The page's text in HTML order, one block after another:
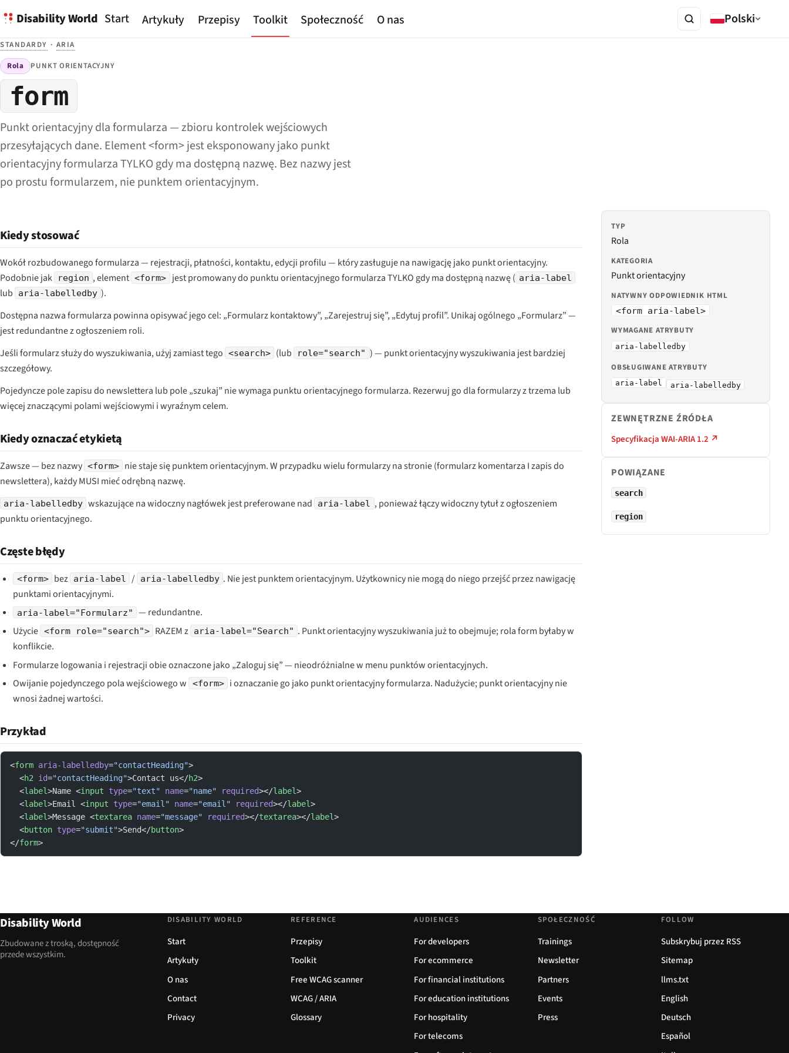
Disability World Start Artykuły Przepisy Toolkit Społeczność O nas Polski
STANDARDY · ARIA
Rola PUNKT ORIENTACYJNY
form
Punkt orientacyjny dla formularza — zbioru kontrolek wejściowych
przesyłających dane. Element <form> jest eksponowany jako punkt
orientacyjny formularza TYLKO gdy ma dostępną nazwę. Bez nazwy jest
po prostu formularzem, nie punktem orientacyjnym.
Kiedy stosować
Wokół rozbudowanego formularza — rejestracji, płatności, kontaktu, edycji profilu — który zasługuje na nawigację jako punkt orientacyjny.
Podobnie jak
region , element <form> jest promowany do punktu orientacyjnego formularza TYLKO gdy ma dostępną nazwę ( aria-label
lub aria-labelledby ).
Dostępna nazwa formularza powinna opisywać jego cel: „Formularz kontaktowy”, „Zarejestruj się”, „Edytuj profil”. Unikaj ogólnego „Formularz” —
jest redundantne z ogłoszeniem roli.
Jeśli formularz służy do wyszukiwania, użyj zamiast tego <search> (lub role="search" ) — punkt orientacyjny wyszukiwania jest bardziej
szczegółowy.
Pojedyncze pole zapisu do newslettera lub pole „szukaj” nie wymaga punktu orientacyjnego formularza. Rezerwuj go dla formularzy z trzema lub
więcej znaczącymi polami wejściowymi i wyraźnym celem.
Kiedy oznaczać etykietą
Zawsze — bez nazwy <form> nie staje się punktem orientacyjnym. W przypadku wielu formularzy na stronie (formularz komentarza I zapis do
newslettera), każdy MUSI mieć odrębną nazwę.
aria-labelledby wskazujące na widoczny nagłówek jest preferowane nad aria-label
, ponieważ łączy widoczny tytuł z ogłoszeniem
punktu orientacyjnego.
Częste błędy
<form> bez aria-label / aria-labelledby . Nie jest punktem orientacyjnym. Użytkownicy nie mogą do niego przejść przez nawigację
punktami orientacyjnymi.
aria-label="Formularz"
— redundantne.
Użycie <form role="search"> RAZEM z aria-label="Search" . Punkt orientacyjny wyszukiwania już to obejmuje; rola form byłaby w
konflikcie.
Formularze logowania i rejestracji obie oznaczone jako „Zaloguj się” — nieodróżnialne w menu punktów orientacyjnych.
Owijanie pojedynczego pola wejściowego w
<form>
i oznaczanie go jako punkt orientacyjny formularza. Nadużycie; punkt orientacyjny nie
wnosi żadnej wartości.
Przykład
<form aria-labelledby="contactHeading">
  <
h2 id="contactHeading">Contact us</h2>
  <
label>Name <input type="text" name="name" required></label>
  <
label>Email <input type="email" name="email" required></label>
  <
label>Message <textarea name="message" required></textarea></label>
  <
button type="submit">Send</button>
</form>
TYP
Rola
KATEGORIA
Punkt orientacyjny
NATYWNY ODPOWIEDNIK HTML
<form aria-label>
WYMAGANE ATRYBUTY
aria-labelledby
OBSŁUGIWANE ATRYBUTY
aria-label aria-labelledby
ZEWNĘTRZNE ŹRÓDŁA
Specyfikacja WAI-ARIA 1.2 ↗
POWIĄZANE
search
region
Disability World
Zbudowane z troską, dostępność
przede wszystkim.
DISABILITY WORLD
Start
Artykuły
O nas
Contact
Privacy
REFERENCE
Przepisy
Toolkit
Free WCAG scanner
WCAG / ARIA
Glossary
AUDIENCES
For developers
For ecommerce
For financial institutions
For education institutions
For hospitality
For telecoms
SPOŁECZNOŚĆ
Trainings
Newsletter
Partners
Events
Press
FOLLOW
Subskrybuj przez RSS
Sitemap
llms.txt
English
Deutsch
Español